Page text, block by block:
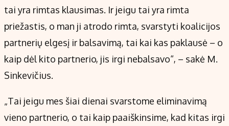
tai yra rimtas klausimas. Ir jeigu tai yra rimta
priežastis, o man ji atrodo rimta, svarstyti koalicijos
partnerių elgesį ir balsavimą, tai kai kas paklausė – o
kaip dėl kito partnerio, jis irgi nebalsavo“, – sakė M.
Sinkevičius.
„Tai jeigu mes šiai dienai svarstome eliminavimą
vieno partnerio, o tai kaip paaiškinsime, kad kitas irgi